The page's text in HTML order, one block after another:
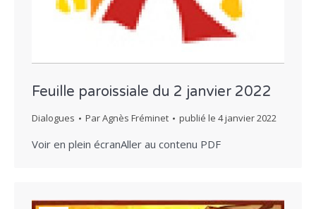
Feuille paroissiale du 2 janvier 2022
Dialogues ParAgnès Fréminet publié le 4 janvier 2022
Voir en plein écranAller au contenu PDF